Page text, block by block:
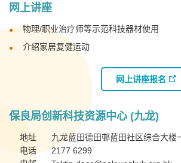
网上讲座
物理/职业治疗师等示范科技器材使用
介绍家居复健运动
网上讲座报名
保良局创新科技资源中心 (九龙)
地址
九龙蓝田德田邨蓝田社区综合大楼
电话
2177 6299